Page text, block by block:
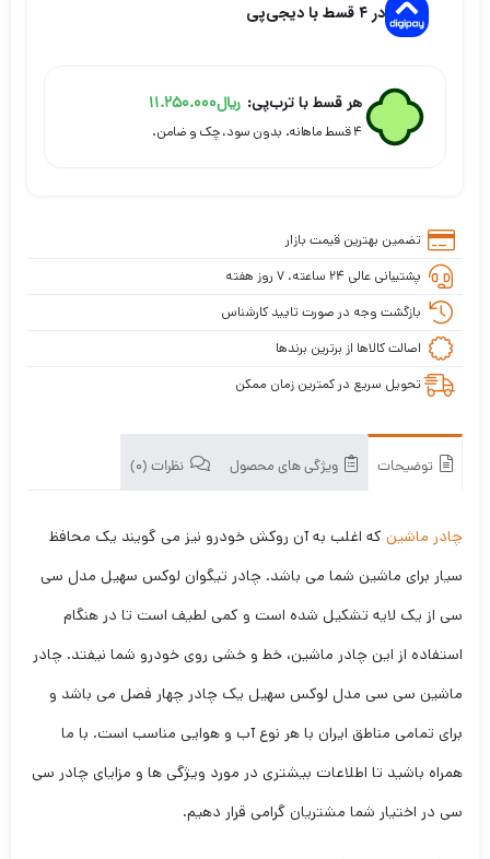
در ۴ قسط با دیجی‌پی
هر قسط با ترب‌پی: ریال11.250.000
۴ قسط ماهانه. بدون سود، چک و ضامن.
تضمین بهترین قیمت بازار
پشتیبانی عالی ۲۴ ساعته، ۷ روز هفته
بازگشت وجه در صورت تایید کارشناس
اصالت کالاها از برترین برندها
تحویل سریع در کمترین زمان ممکن
توضیحات ویژگی های محصول نظرات (0)
چادر ماشین که اغلب به آن روکش خودرو نیز می گویند یک محافظ
سیار برای ماشین شما می باشد. چادر تیگوان لوکس سهیل مدل سی
سی از یک لایه تشکیل شده است و کمی لطیف است تا در هنگام
استفاده از این چادر ماشین، خط و خشی روی خودرو شما نیفتد. چادر
ماشین سی سی مدل لوکس سهیل یک چادر چهار فصل می باشد و
برای تمامی مناطق ایران با هر نوع آب و هوایی مناسب است. با ما
همراه باشید تا اطلاعات بیشتری در مورد ویژگی ها و مزایای چادر سی
سی در اختیار شما مشتریان گرامی قرار دهیم.